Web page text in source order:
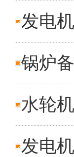
发电
锅炉
水轮
发电